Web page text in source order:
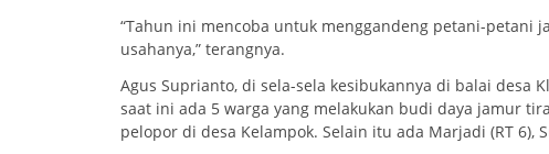
“Tahun ini mencoba untuk menggandeng petani-
usahanya,” terangnya.
Agus Suprianto, di sela-sela kesibukannya di balai desa
saat ini ada 5 warga yang melakukan budi daya jamur
pelopor di desa Kelampok. Selain itu ada Marjadi (RT 6),